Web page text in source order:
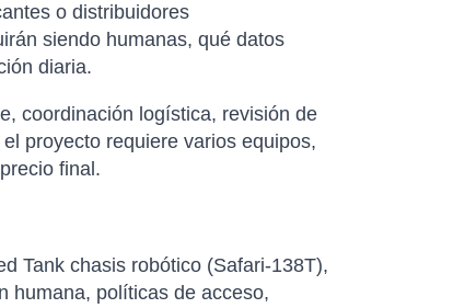
o distribuidores
siendo humanas, qué datos
diaria.
coordinación logística, revisión de
proyecto requiere varios equipos,
final.
Tank chasis robótico (Safari-138T),
humana, políticas de acceso,